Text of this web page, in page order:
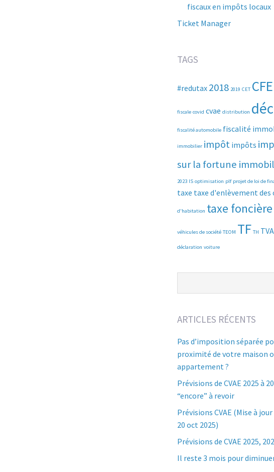
fiscaux en impôts locaux
Ticket Manager
TAGS
#redutax 2018 2019 CET CFE
fiscale covid cvae distribution
fiscalité automobile fiscalité
immobilier impôt impôts
sur la fortune
2023 IS optimisation plf projet de loi de
taxe taxe d'enlèvement des
d'habitation taxe foncière
véhicules de société TEOM TF TH TVA
déclaration voiture
ARTICLES RÉCENTS
Pas d’imposition séparée
proximité de votre maison
appartement ?
Prévisions de CVAE 2025 à
“encore” à revoir
Prévisions CVAE (Mise à
20 oct 2025)
Prévisions de CVAE 2025,
Il reste 3 mois pour diminuer